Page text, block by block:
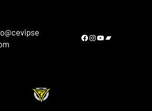
Facebook Instagram YouTube Bandcamp